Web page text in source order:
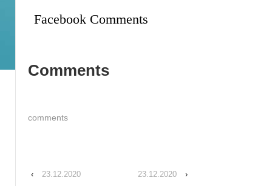
Facebook Comments
Comments
comments
‹ 23.12.2020 23.12.2020 ›